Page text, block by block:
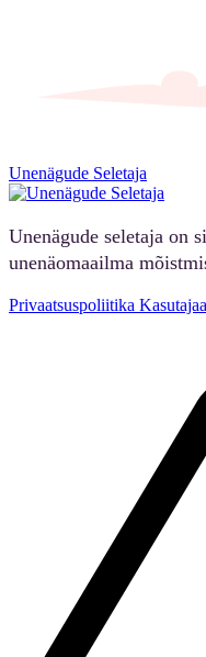
Unenägude Seletaja
Unenägude seletaja on
unenäomaailma
Privaatsuspoliitika